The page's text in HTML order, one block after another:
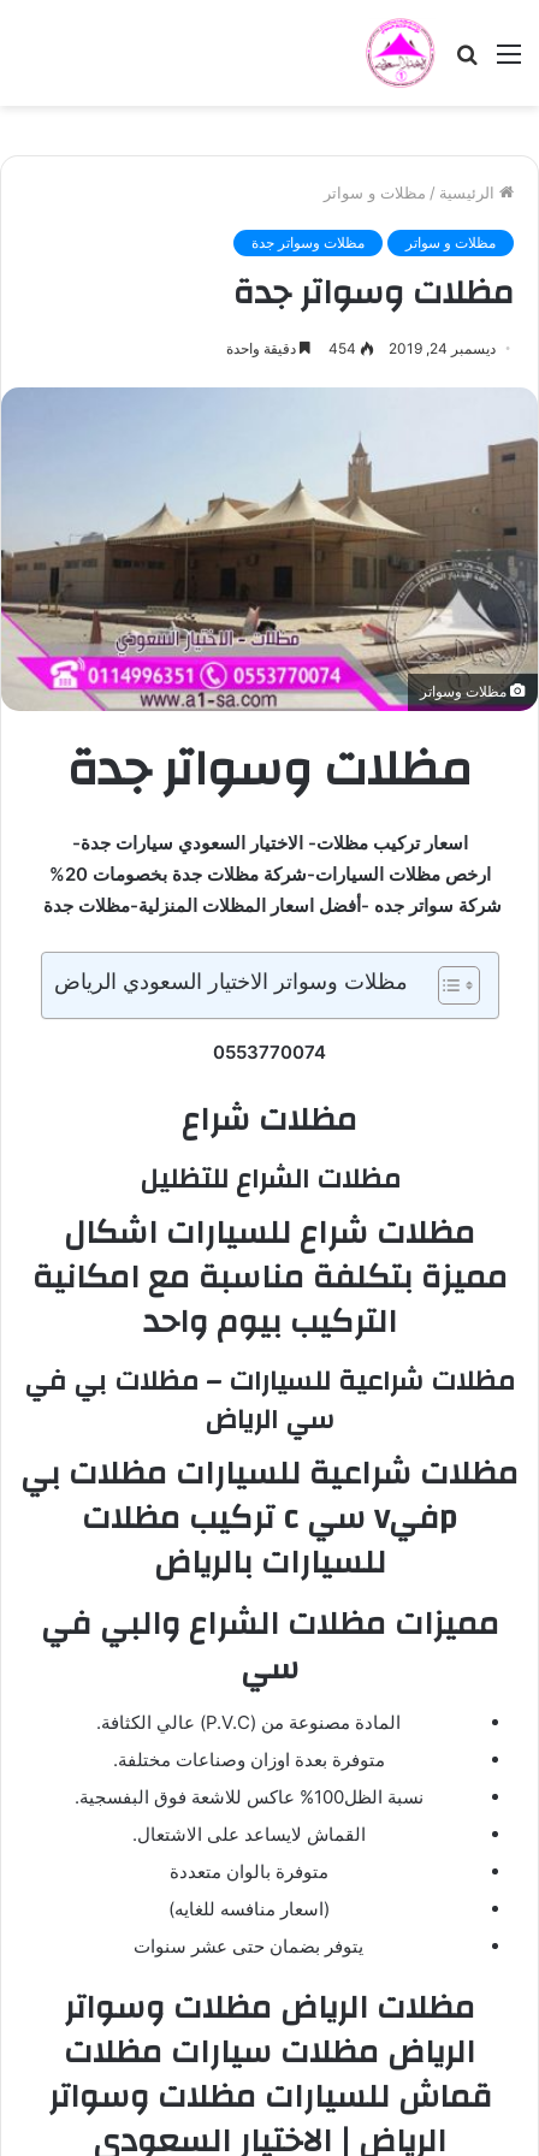
القائمة بحث
الرئيسية / مظلات و سواتر
مظلات و سواتر مظلات وسواتر جدة
مظلات وسواتر جدة
ديسمبر 24, 2019 454 دقيقة واحدة
مظلات وسواتر
مظلات وسواتر جدة
اسعار تركيب مظلات- الاختيار السعودي سيارات جدة-
ارخص مظلات السيارات-شركة مظلات جدة بخصومات 20%
شركة سواتر جده -أفضل اسعار المظلات المنزلية-مظلات جدة
مظلات وسواتر الاختيار السعودي الرياض
0553770074
مظلات شراع
مظلات الشراع للتظليل
مظلات شراعللسيارات اشكال
مميزة بتكلفة مناسبة مع امكانية
التركيب بيوم واحد
مظلات شراعية للسيارات – مظلات بي في
سي الرياض
مظلات شراعية للسيارات مظلات بي
pفيv سي c تركيب مظلات
للسيارات بالرياض
مميزات مظلات الشراع والبي في
سي
المادة مصنوعة من (P.V.C) عالي الكثافة.
متوفرة بعدة اوزان وصناعات مختلفة.
نسبة الظل100% عاكس للاشعة فوق البفسجية.
القماش لايساعد على الاشتعال.
متوفرة بالوان متعددة
(اسعار منافسه للغايه)
يتوفر بضمان حتى عشر سنوات
مظلات الرياض مظلات وسواتر
الرياض مظلات سيارات مظلات
قماش للسيارات مظلات وسواتر
الرياض | الاختيار السعودي